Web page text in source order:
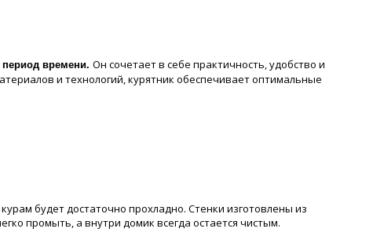
времени. Он сочетает в себе практичность, удобство и
и технологий, курятник обеспечивает оптимальные
будет достаточно прохладно. Стенки изготовлены из
промыть, а внутри домик всегда остается чистым.